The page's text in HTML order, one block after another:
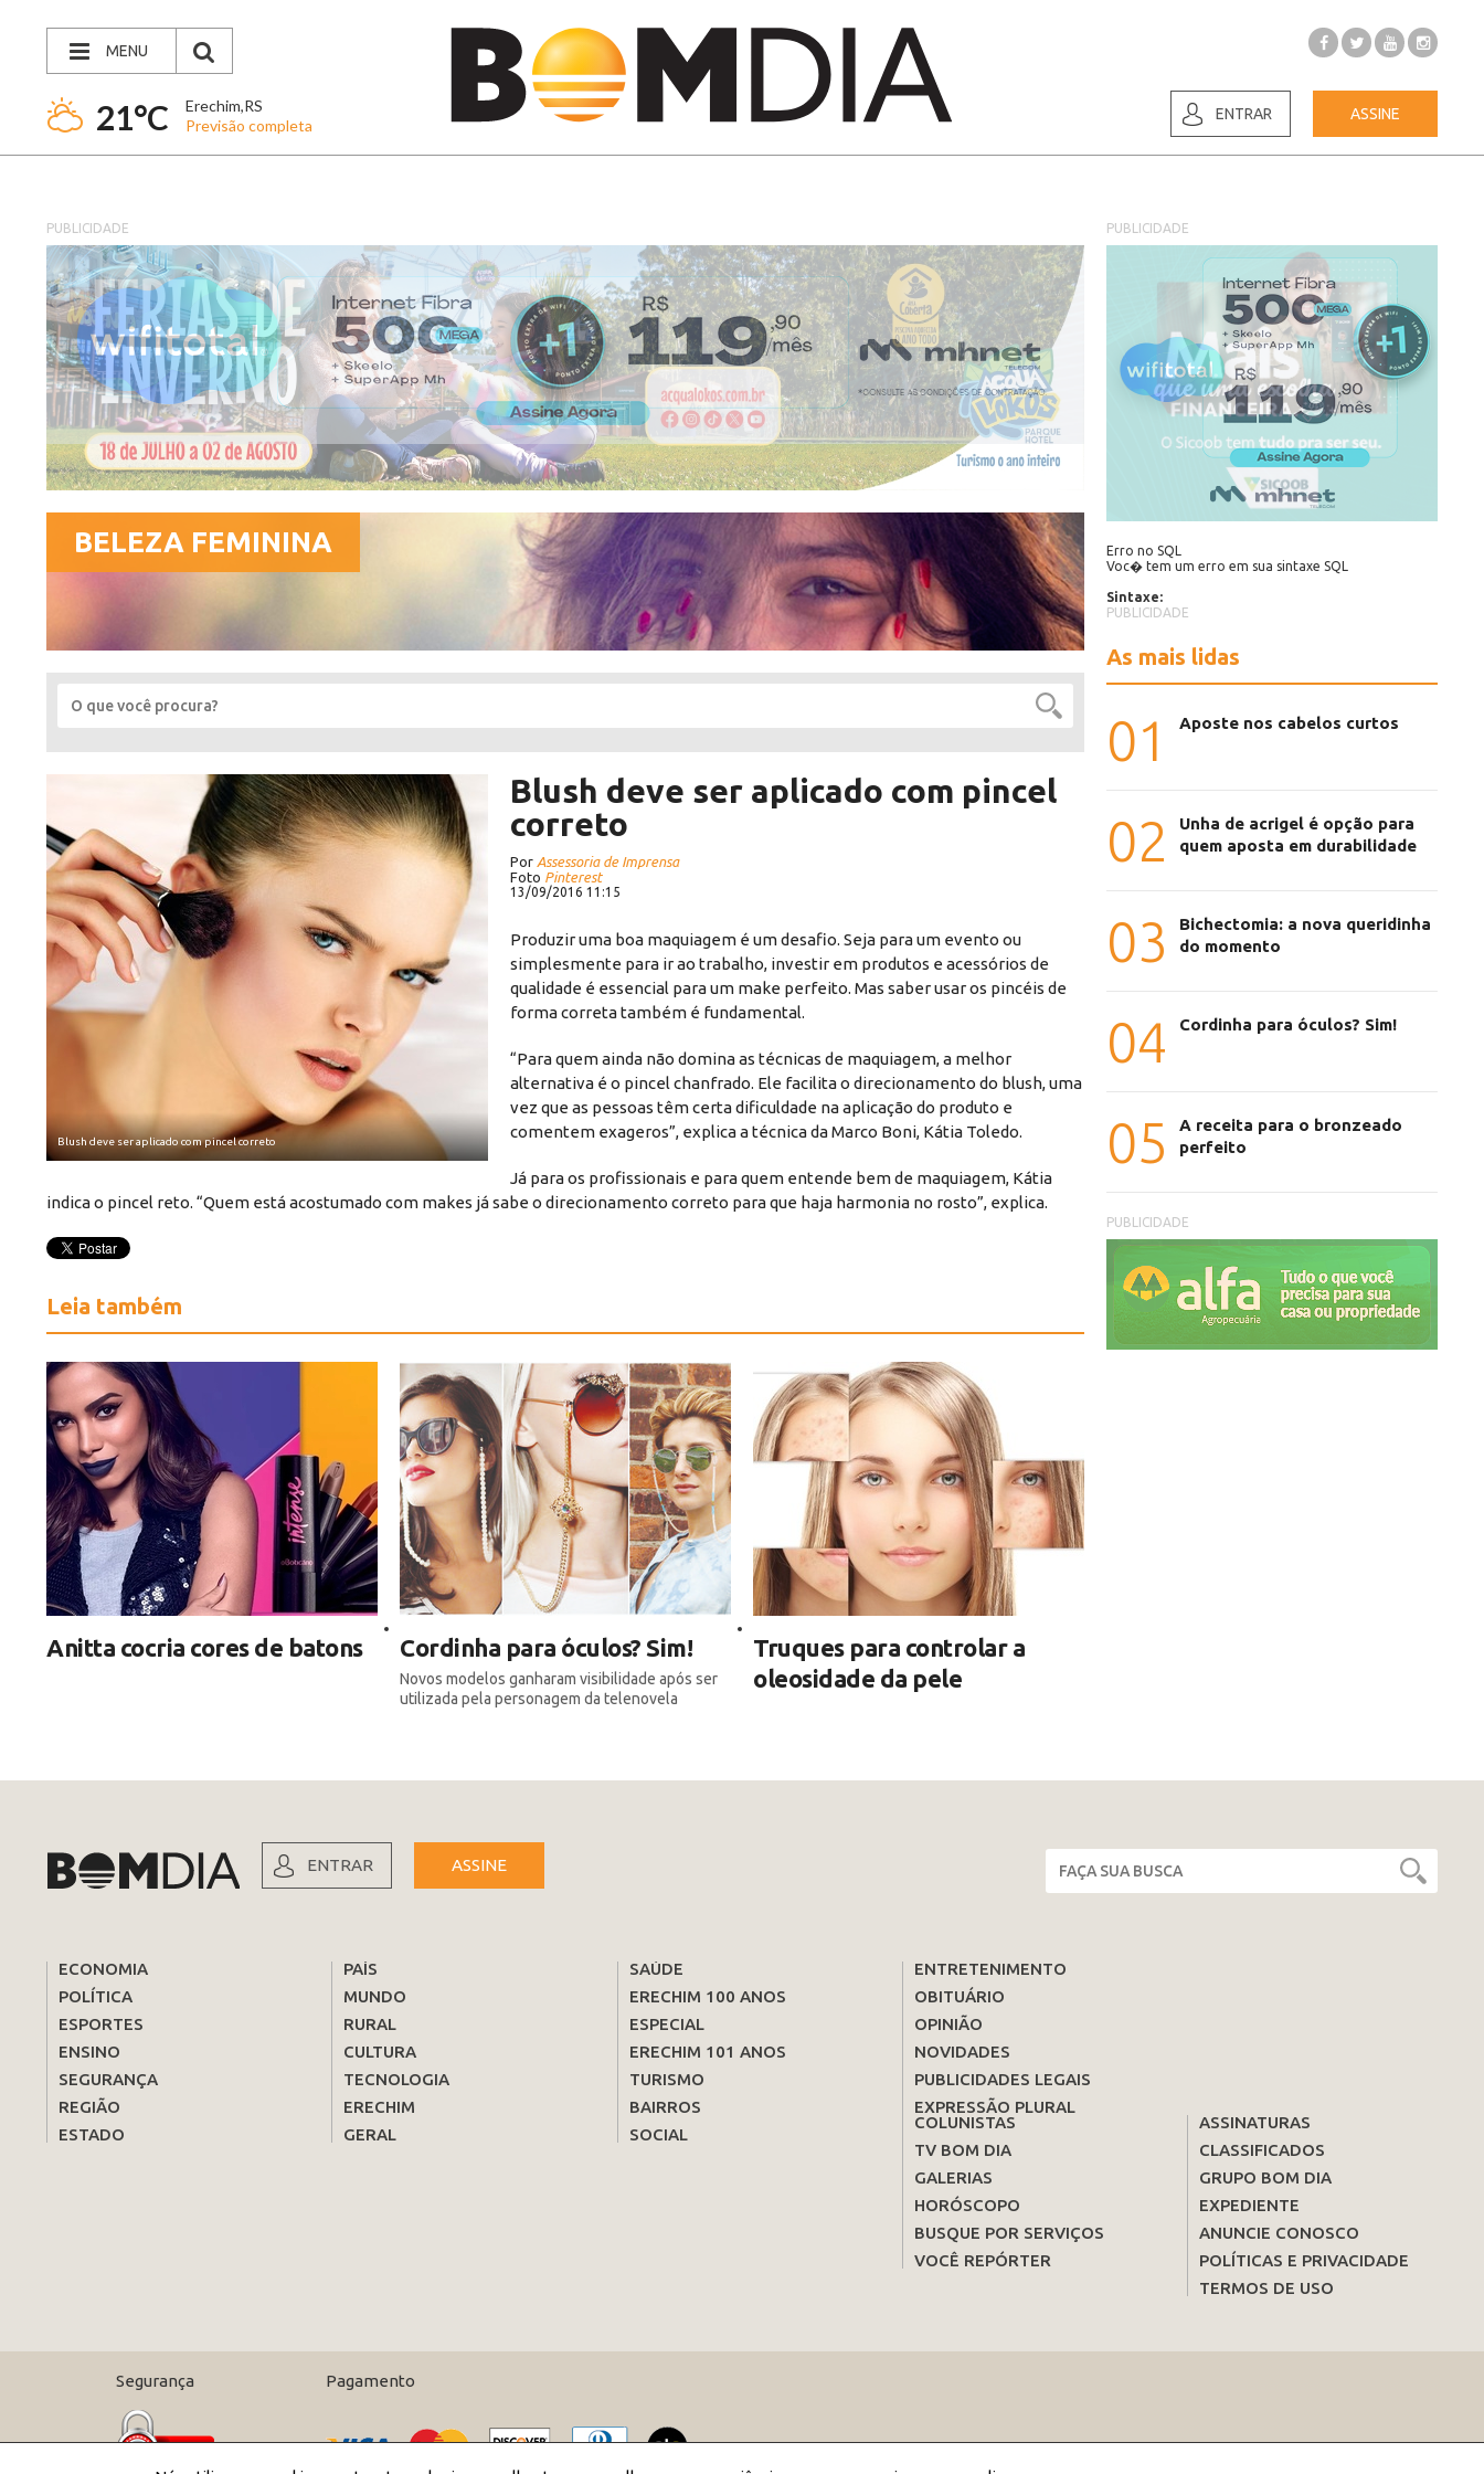
MENU
21°C
Erechim,RS
Previsão completa
ENTRAR ASSINE
PUBLICIDADE
BELEZA FEMININA
Blush deve ser aplicado com pincel correto
Blush deve ser aplicado com pincel
correto
Por Assessoria de Imprensa
Foto Pinterest
13/09/2016 11:15
Produzir uma boa maquiagem é um desafio. Seja para um evento ou
simplesmente para ir ao trabalho, investir em produtos e acessórios de
qualidade é essencial para um make perfeito. Mas saber usar os pincéis de
forma correta também é fundamental.
“Para quem ainda não domina as técnicas de maquiagem, a melhor
alternativa é o pincel chanfrado. Ele facilita o direcionamento do blush, uma
vez que as pessoas têm certa dificuldade na aplicação do produto e
comentem exageros”, explica a técnica da Marco Boni, Kátia Toledo.
Já para os profissionais e para quem entende bem de maquiagem, Kátia
indica o pincel reto. “Quem está acostumado com makes já sabe o direcionamento correto para que haja harmonia no rosto”, explica.
Leia também
Anitta cocria cores de batons Cordinha para óculos? Sim!
Novos modelos ganharam visibilidade após ser
utilizada pela personagem da telenovela
Truques para controlar a
oleosidade da pele
PUBLICIDADE
Erro no SQL
Voc� tem um erro em sua sintaxe SQL
Sintaxe:
PUBLICIDADE
As mais lidas
01 Aposte nos cabelos curtos
02
Unha de acrigel é opção para
quem aposta em durabilidade
03
Bichectomia: a nova queridinha
do momento
04 Cordinha para óculos? Sim!
05
A receita para o bronzeado
perfeito
PUBLICIDADE
ENTRAR ASSINE
ECONOMIA
POLÍTICA
ESPORTES
ENSINO
SEGURANÇA
REGIÃO
ESTADO
PAÍS
MUNDO
RURAL
CULTURA
TECNOLOGIA
ERECHIM
GERAL
SAÚDE
ERECHIM 100 ANOS
ESPECIAL
ERECHIM 101 ANOS
TURISMO
BAIRROS
SOCIAL
ENTRETENIMENTO
OBITUÁRIO
OPINIÃO
NOVIDADES
PUBLICIDADES LEGAIS
EXPRESSÃO PLURAL
COLUNISTAS
TV BOM DIA
GALERIAS
HORÓSCOPO
BUSQUE POR SERVIÇOS
VOCÊ REPÓRTER
ASSINATURAS
CLASSIFICADOS
GRUPO BOM DIA
EXPEDIENTE
ANUNCIE CONOSCO
POLÍTICAS E PRIVACIDADE
TERMOS DE USO
Segurança Pagamento